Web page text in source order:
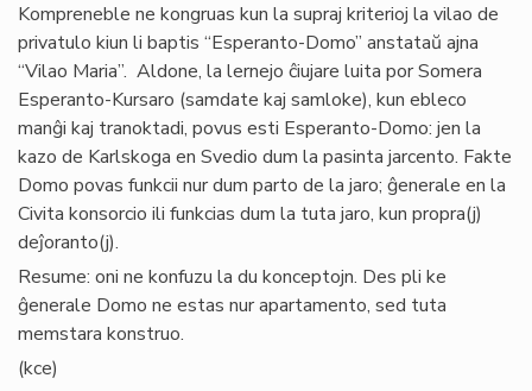
Kompreneble ne kongruas kun la supraj kriterioj la vilao de
privatulo kiun li baptis “Esperanto-Domo” anstataŭ ajna
“Vilao Maria”. Aldone, la lernejo ĉiujare luita por Somera
Esperanto-Kursaro (samdate kaj samloke), kun ebleco
manĝi kaj tranoktadi, povus esti Esperanto-Domo: jen la
kazo de Karlskoga en Svedio dum la pasinta jarcento. Fakte
Domo povas funkcii nur dum parto de la jaro; ĝenerale en la
Civita konsorcio ili funkcias dum la tuta jaro, kun propra(j)
deĵoranto(j).
Resume: oni ne konfuzu la du konceptojn. Des pli ke
ĝenerale Domo ne estas nur apartamento, sed tuta
memstara konstruo.
(kce)